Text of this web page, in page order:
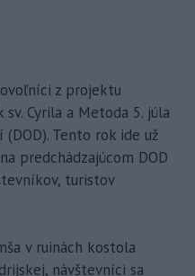
z projektu
Cyrila a Metoda 5. júla
Tento rok ide už
predchádzajúcom DOD
turistov
v ruinách kostola
návštevníci sa